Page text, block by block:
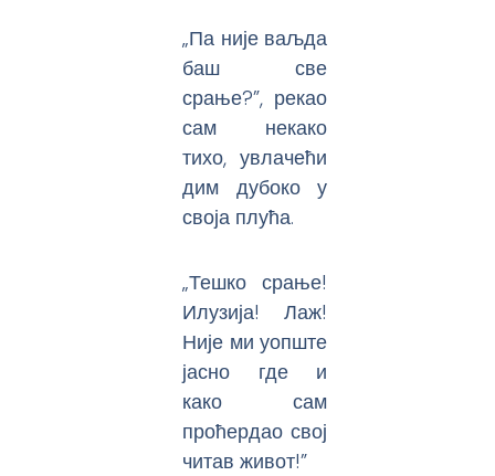
„Па није ваљда
баш све
срање?”, рекао
сам некако
тихо, увлачећи
дим дубоко у
своја плућа.
„Тешко срање!
Илузија! Лаж!
Није ми уопште
јасно где и
како сам
проћердао свој
читав живот!”